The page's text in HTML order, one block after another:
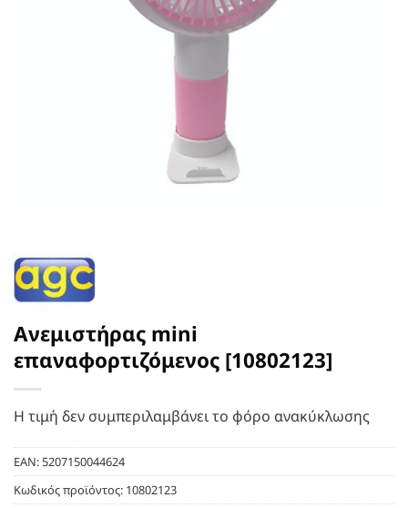
Ανεμιστήρας mini
επαναφορτιζόμενος [10802123]
Η τιμή δεν συμπεριλαμβάνει το φόρο ανακύκλωσης
EAN:5207150044624
Κωδικός προϊόντος: 10802123